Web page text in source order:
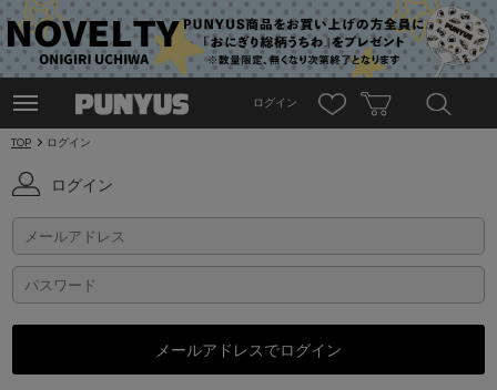
ログイン
TOP ログイン
ログイン